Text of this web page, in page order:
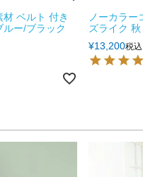
ベルト 付き
ー/ブラック
ノーカラー
ズライク
¥13,200税込